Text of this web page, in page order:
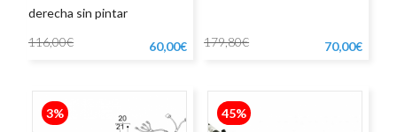
derecha sin pintar
116,00€
60,00€ 179,80€ 70,00€
3% 45%